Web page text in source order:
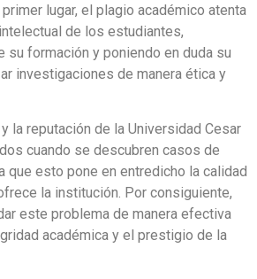
lugar, el plagio académico atenta
de los estudiantes,
su formación y poniendo en duda su
investigaciones de manera ética y
la reputación de la Universidad Cesar
cuando se descubren casos de
que esto pone en entredicho la calidad
la institución. Por consiguiente,
este problema de manera efectiva
académica y el prestigio de la